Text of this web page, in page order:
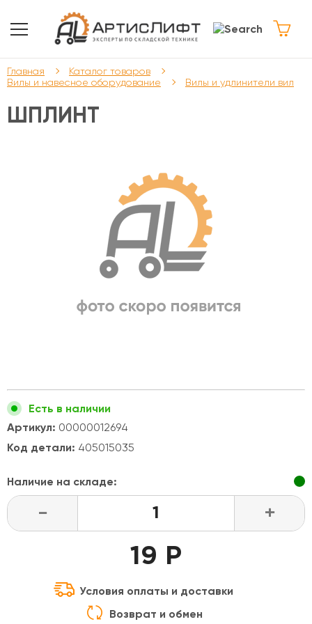
Главная
Каталог товаров
Вилы и навесное оборудование
Вилы и удлинители вил
ШПЛИНТ
Есть в наличии
Артикул: 00000012694
Код детали: 405015035
Наличие на складе:
- +
19 Р
Условия оплаты и доставки
Возврат и обмен